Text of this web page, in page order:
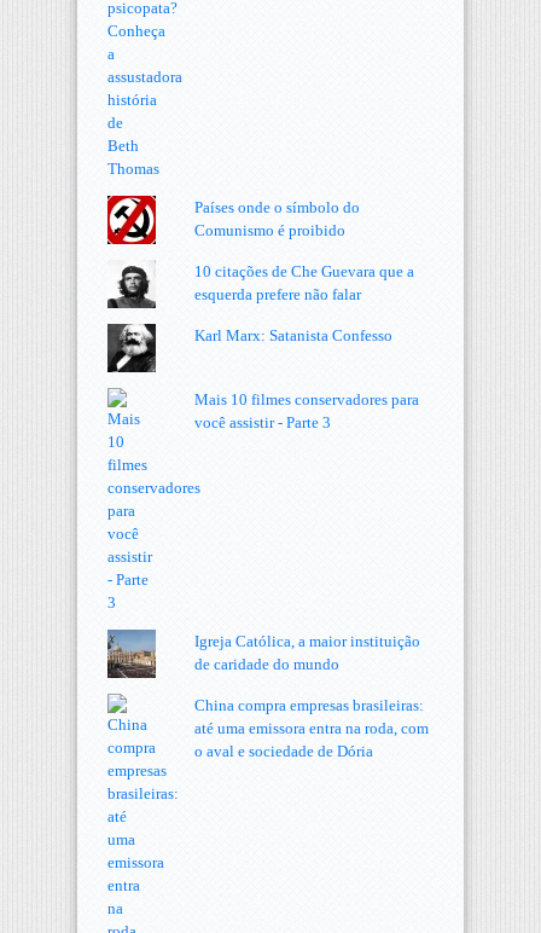
Países onde o símbolo do
Comunismo é proibido
10 citações de Che Guevara que a
esquerda prefere não falar
Karl Marx: Satanista Confesso
Mais 10 filmes conservadores para
você assistir - Parte 3
Igreja Católica, a maior instituição
de caridade do mundo
China compra empresas brasileiras:
até uma emissora entra na roda, com
o aval e sociedade de Dória